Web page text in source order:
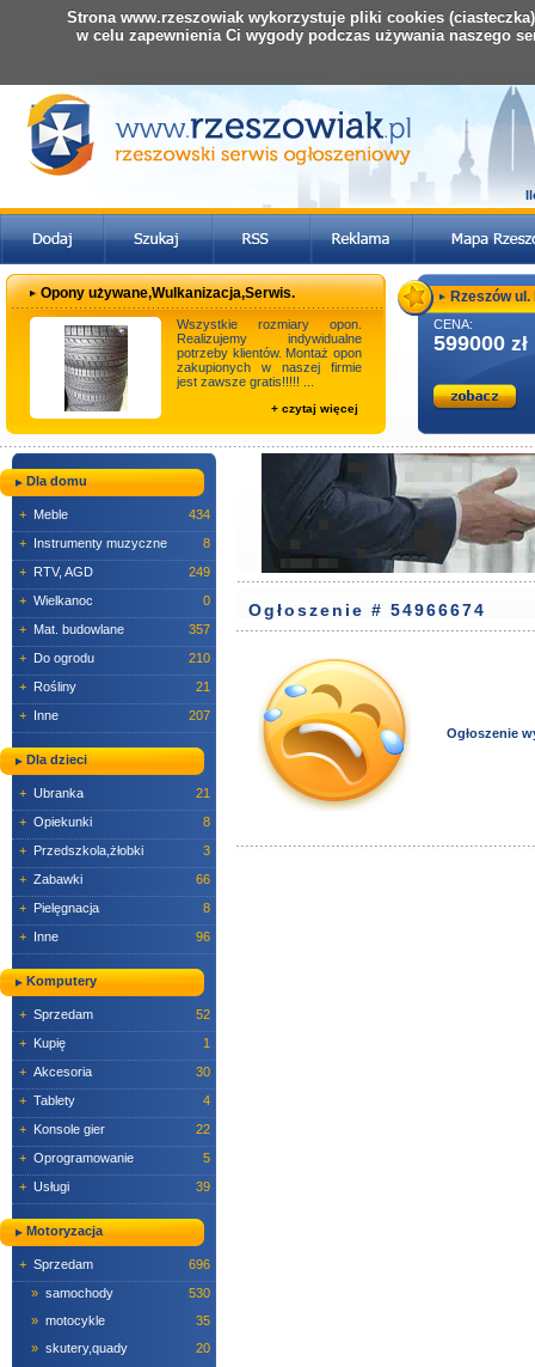
Opony używane,Wulkanizacja,Serwis.
Wszystkie rozmiary opon.
Realizujemy indywidualne
potrzeby klientów. Montaż opon
zakupionych w naszej firmie
jest zawsze gratis!!!!! ...
+ czytaj więcej
Rzeszów ul.
CENA:
599000 zł
Dla domu
+ Meble
434
+ Instrumenty muzyczne
8
+ RTV, AGD
249
+ Wielkanoc
0
+ Mat. budowlane
357
+ Do ogrodu
210
+ Rośliny
21
+ Inne 207
Dla dzieci
+ Ubranka
21
+ Opiekunki
8
+ Przedszkola,żłobki
3
+ Zabawki
66
+ Pielęgnacja
8
+ Inne 96
Komputery
+ Sprzedam
52
+ Kupię
1
+ Akcesoria
30
+ Tablety
4
+ Konsole gier
22
+ Oprogramowanie
5
+ Usługi 39
Motoryzacja
+ Sprzedam
696
» samochody
530
» motocykle
35
» skutery,quady
20
Ogłoszenie # 54966674
Ogłoszenie
Strona www.rzeszowiak wykorzystuje pliki cookies
w celu zapewnienia Ci wygody podczas używania naszego